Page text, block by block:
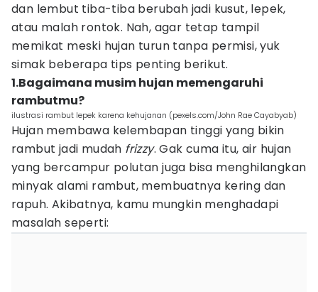
dan lembut tiba-tiba berubah jadi kusut, lepek,
atau malah rontok. Nah, agar tetap tampil
memikat meski hujan turun tanpa permisi, yuk
simak beberapa tips penting berikut.
1.Bagaimana musim hujan memengaruhi
rambutmu?
ilustrasi rambut lepek karena kehujanan (pexels.com/John Rae Cayabyab)
Hujan membawa kelembapan tinggi yang bikin
rambut jadi mudah frizzy. Gak cuma itu, air hujan
yang bercampur polutan juga bisa menghilangkan
minyak alami rambut, membuatnya kering dan
rapuh. Akibatnya, kamu mungkin menghadapi
masalah seperti: